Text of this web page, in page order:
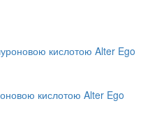
кислотою Alter Ego